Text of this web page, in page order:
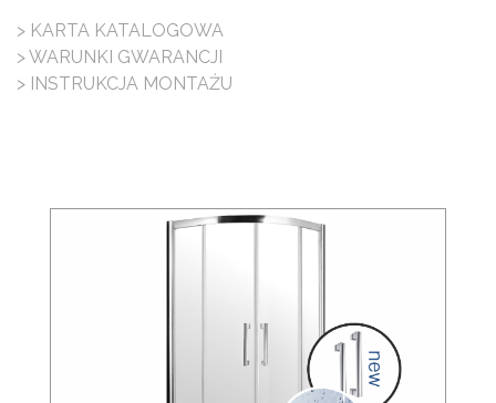
> KARTA KATALOGOWA
> WARUNKI GWARANCJI
> INSTRUKCJA MONTAŻU